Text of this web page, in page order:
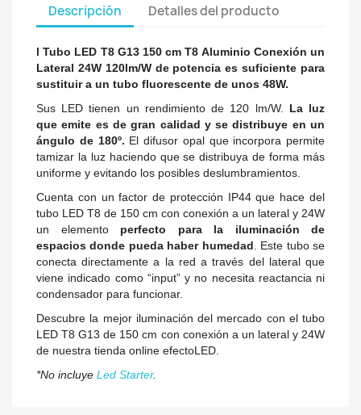
Descripción Detalles del producto
l Tubo LED T8 G13 150 cm T8 Aluminio Conexión un
Lateral 24W 120lm/W de potencia es suficiente para
sustituir a un tubo fluorescente de unos 48W.
Sus LED tienen un rendimiento de 120 lm/W. La luz
que emite es de gran calidad y se distribuye en un
ángulo de 180º. El difusor opal que incorpora permite
tamizar la luz haciendo que se distribuya de forma más
uniforme y evitando los posibles deslumbramientos.
Cuenta con un factor de protección IP44 que hace del
tubo LED T8 de 150 cm con conexión a un lateral y 24W
un elemento perfecto para la iluminación de
espacios donde pueda haber humedad . Este tubo se
conecta directamente a la red a través del lateral que
viene indicado como “input” y no necesita reactancia ni
condensador para funcionar.
Descubre la mejor iluminación del mercado con el tubo
LED T8 G13 de 150 cm con conexión a un lateral y 24W
de nuestra tienda online efectoLED.
*No incluye Led Starter.